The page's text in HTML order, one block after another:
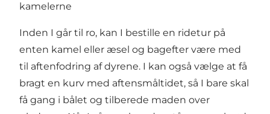
kamelerne
Inden I går til ro, kan I bestille en ridetur på
enten kamel eller æsel og bagefter være med
til aftenfodring af dyrene. I kan også vælge at få
bragt en kurv med aftensmåltidet, så I bare skal
få gang i bålet og tilberede maden over